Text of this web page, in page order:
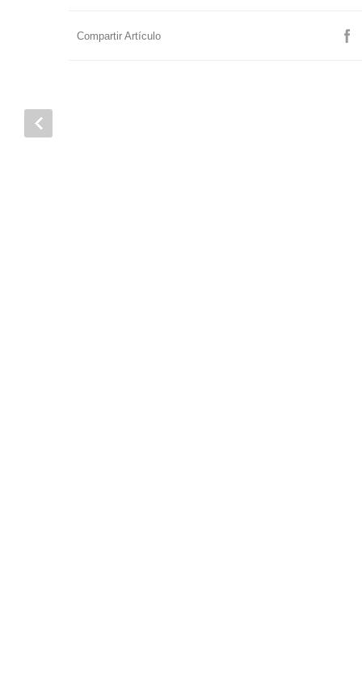
Compartir Artículo